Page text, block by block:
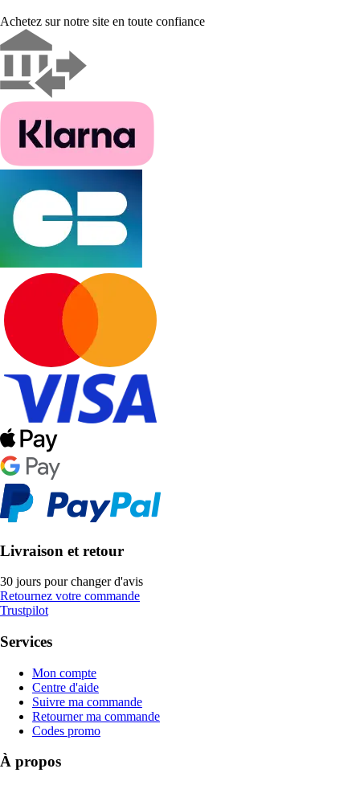
Achetez sur notre site en toute confiance
Livraison et retour
30 jours pour changer d'avis
Retournez votre commande
Trustpilot
Services
Mon compte
Centre d'aide
Suivre ma commande
Retourner ma commande
Codes promo
À propos